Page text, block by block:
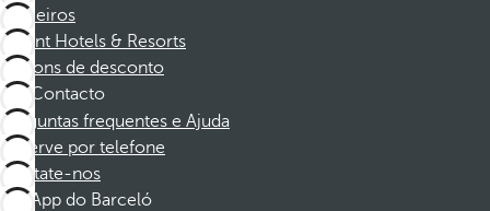
Parceiros
Dorint Hotels & Resorts
Cupons de desconto
Contacto
Perguntas frequentes e Ajuda
Reserve por telefone
Contate-nos
App do Barceló